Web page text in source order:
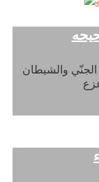
الجنّي والشيطان